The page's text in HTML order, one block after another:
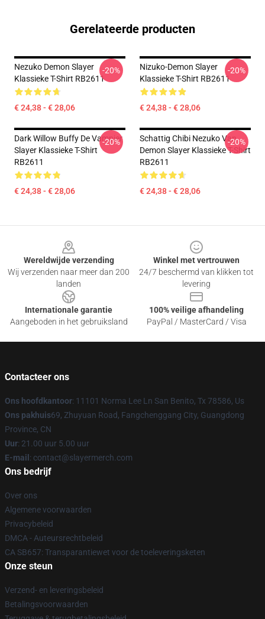
Gerelateerde producten
Nezuko Demon Slayer
Klassieke T-Shirt RB2611
€ 24,38 - € 28,06
-20%
Nizuko-Demon Slayer
Klassieke T-Shirt RB2611
€ 24,38 - € 28,06
-20%
Dark Willow Buffy De Vampier
Slayer Klassieke T-Shirt
RB2611
€ 24,38 - € 28,06
-20%
Schattig Chibi Nezuko Van
Demon Slayer Klassieke T-Shirt
RB2611
€ 24,38 - € 28,06
-20%
Wereldwijde verzending
Wij verzenden naar meer dan 200
landen
Winkel met vertrouwen
24/7 beschermd van klikken tot
levering
Internationale garantie
Aangeboden in het gebruiksland
100% veilige afhandeling
PayPal / MasterCard / Visa
Contacteer ons
Ons hoofdkantoor: 11101 Norma Lee Ln San Benito, Tx 78586, Us
Ons pakhuis69, Zhuyuan Road, Fangchenggang City, Guangdong
Province, CN
Uur: 21.00 uur 5.00 uur
E-mail : contact@slayermerch.com
Ons bedrijf
Over ons
Algemene voorwaarden
Privacybeleid
DMCA - Auteursrechtbeleid
CA SB657: Transparantiewet voor de toeleveringsketen
Onze steun
Verzend- en leveringsbeleid
Betalingsvoorwaarden